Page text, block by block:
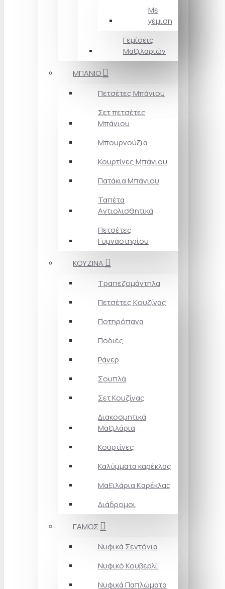
Με
γέμιση
Γεμίσεις
Μαξιλαριών
ΜΠΑΝΙΟ
Πετσέτες Mπάνιου
Σετ πετσέτες
Mπάνιου
Μπουρνούζια
Κουρτίνες Mπάνιου
Πατάκια Mπάνιου
Ταπέτα
Aντιολισθητικά
Πετσέτες
Γυμναστηρίου
ΚΟΥΖΙΝΑ
Τραπεζομάντηλα
Πετσέτες Kουζίνας
Ποτηρόπανα
Ποδιές
Ράνερ
Σουπλά
Σετ Κουζίνας
Διακοσμητικά
Μαξιλάρια
Κουρτίνες
Καλύμματα καρέκλας
Μαξιλάρια Kαρέκλας
Διάδρομοι
ΓΑΜΟΣ
Νυφικά Σεντόνια
Νυφικό Κουβερλί
Νυφικά Παπλώματα